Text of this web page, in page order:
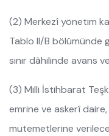
(2) Merkezî yönetim
Tablo II/B bölümünde
sınır dâhilinde avans
(3) Milli İstihbarat
emrine ve askerî
mutemetlerine